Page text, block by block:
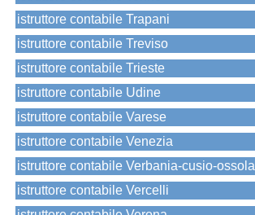
istruttore contabile Trapani
istruttore contabile Treviso
istruttore contabile Trieste
istruttore contabile Udine
istruttore contabile Varese
istruttore contabile Venezia
istruttore contabile Verbania-cusio-ossola
istruttore contabile Vercelli